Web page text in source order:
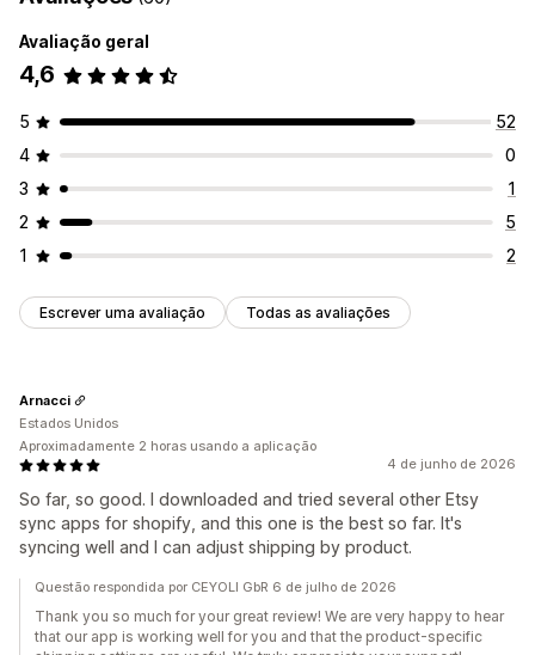
Avaliação geral
4,6
5
52
4
0
3
1
2
5
1
2
Escrever uma avaliação Todas as avaliações
4 de junho de 2026
So far, so good. I downloaded and tried several other Etsy
sync apps for shopify, and this one is the best so far. It's
syncing well and I can adjust shipping by product.
Arnacci
Estados Unidos
Aproximadamente 2 horas usando a aplicação
Questão respondida por CEYOLI GbR 6 de julho de 2026
Thank you so much for your great review! We are very happy to hear
that our app is working well for you and that the product-specific